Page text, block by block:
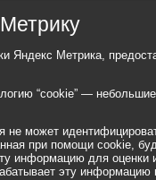
Яндекс Метрика,
“cookie” —
может
при помощи cookie,
информацию для оценки
эту